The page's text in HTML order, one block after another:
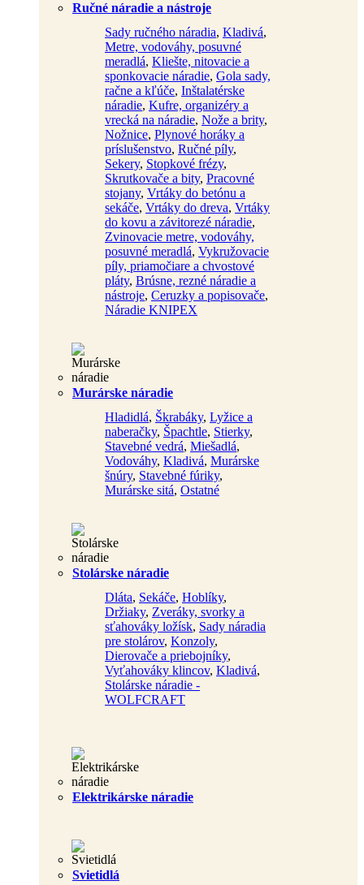
Ručné náradie a nástroje
Sady ručného náradia, Kladivá,
Metre, vodováhy, posuvné
meradlá, Kliešte, nitovacie a
sponkovacie náradie, Gola sady,
račne a kľúče, Inštalatérske
náradie, Kufre, organizéry a
vrecká na náradie, Nože a brity,
Nožnice, Plynové horáky a
príslušenstvo, Ručné píly,
Sekery, Stopkové frézy,
Skrutkovače a bity, Pracovné
stojany, Vrtáky do betónu a
sekáče, Vrtáky do dreva, Vrtáky
do kovu a závitorezé náradie,
Zvinovacie metre, vodováhy,
posuvné meradlá, Vykružovacie
píly, priamočiare a chvostové
pláty, Brúsne, rezné náradie a
nástroje, Ceruzky a popisovače,
Náradie KNIPEX
Murárske náradie
Hladidlá, Škrabáky, Lyžice a
naberačky, Špachtle, Stierky,
Stavebné vedrá, Miešadlá,
Vodováhy, Kladivá, Murárske
šnúry, Stavebné fúriky,
Murárske sitá, Ostatné
Stolárske náradie
Dláta, Sekáče, Hoblíky,
Držiaky, Zveráky, svorky a
sťahováky ložísk, Sady náradia
pre stolárov, Konzoly,
Dierovače a priebojníky,
Vyťahováky klincov, Kladivá,
Stolárske náradie -
WOLFCRAFT
Elektrikárske náradie
Svietidlá